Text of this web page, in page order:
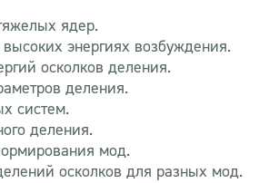
ядер.
энергиях возбуждения.
осколков деления.
деления.
систем.
деления.
мод.
осколков для разных мод.